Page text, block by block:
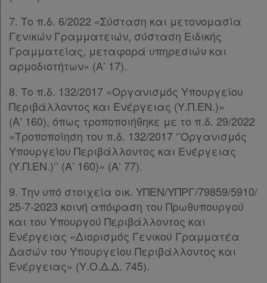
Νομολογία
Kodiko
Forum
Αναζήτηση
Κ.Α.Δ.
Διακρατικές
Συμφωνίες
Ελλάδας
Πληροφορίες
Εταιρεία
7. Το π.δ. 6/2022 «Σύσταση και μετονομασία
Γενικών Γραμματειών, σύσταση Ειδικής
Γραμματείας, μεταφορά υπηρεσιών και
αρμοδιοτήτων» (Α’ 17).
8. Το π.δ. 132/2017 «Οργανισμός Υπουργείου
Περιβάλλοντος και Ενέργειας (Υ.Π.ΕΝ.)»
(Α’ 160), όπως τροποποιήθηκε με το π.δ. 29/2022
«Τροποποίηση του π.δ. 132/2017 ‘’Οργανισμός
Υπουργείου Περιβάλλοντος και Ενέργειας
(Υ.Π.ΕΝ.)’’ (Α’ 160)» (Α’ 77).
9. Την υπό στοιχεία οικ. ΥΠΕΝ/ΥΠΡΓ/79859/5910/
25-7-2023 κοινή απόφαση του Πρωθυπουργού
και του Υπουργού Περιβάλλοντος και
Ενέργειας «Διορισμός Γενικού Γραμματέα
Δασών του Υπουργείου Περιβάλλοντος και
Ενέργειας» (Υ.Ο.Δ.Δ. 745).